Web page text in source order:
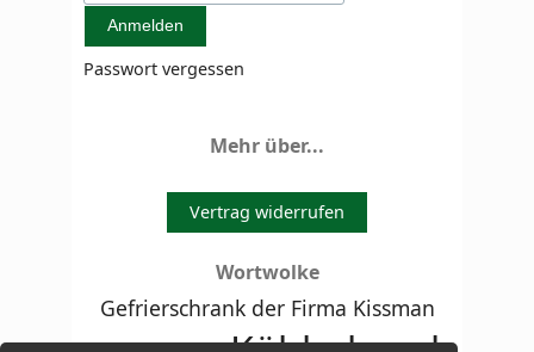
Passwort vergessen
Mehr über...
Vertrag widerrufen
Wortwolke
Gefrierschrank der Firma Kissman